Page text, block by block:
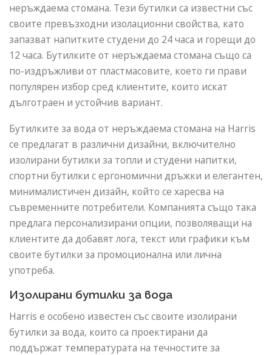
неръждаема стомана. Тези бутилки са известни със
своите превъзходни изолационни свойства, като
запазват напитките студени до 24 часа и горещи до
12 часа. Бутилките от неръждаема стомана също са
по-издръжливи от пластмасовите, което ги прави
популярен избор сред клиентите, които искат
дълготраен и устойчив вариант.
Бутилките за вода от неръждаема стомана на Harris
се предлагат в различни дизайни, включително
изолирани бутилки за топли и студени напитки,
спортни бутилки с ергономични дръжки и елегантен,
минималистичен дизайн, който се харесва на
съвременните потребители. Компанията също така
предлага персонализирани опции, позволяващи на
клиентите да добавят лога, текст или графики към
своите бутилки за промоционална или лична
употреба.
Изолирани бутилки за вода
Harris е особено известен със своите изолирани
бутилки за вода, които са проектирани да
поддържат температурата на течностите за